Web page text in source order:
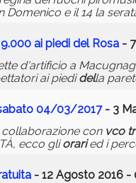
Domenico e il 14 la
ai piedi delRosa -
d'artificio a
ai piedidella
04/03/2017- 3
collaborazione con vco
ecco glioraried i
- 12 Agosto 2016 -